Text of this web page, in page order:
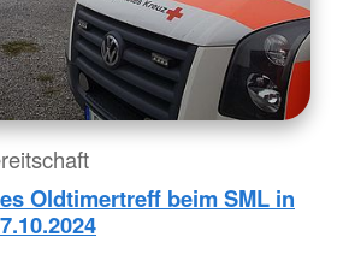
Oldtimertreff beim SML in